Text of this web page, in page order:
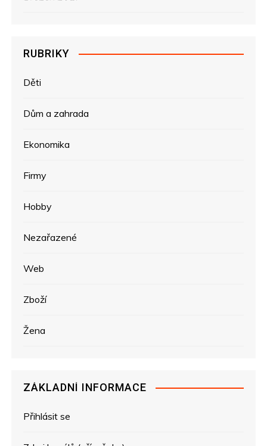
RUBRIKY
Děti
Dům a zahrada
Ekonomika
Firmy
Hobby
Nezařazené
Web
Zboží
Žena
ZÁKLADNÍ INFORMACE
Přihlásit se